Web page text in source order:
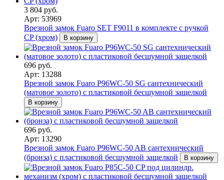
3 804 руб.
Арт: 53969
Врезной замок Fuaro SET F9011 в комплекте с ручкой
CP (хром)
В корзину
696 руб.
Арт: 13288
Врезной замок Fuaro P96WC-50 SG сантехнический
(матовое золото) с пластиковой бесшумной защелкой
В корзину
696 руб.
Арт: 13290
Врезной замок Fuaro P96WC-50 AB сантехнический
(бронза) с пластиковой бесшумной защелкой
В корзину